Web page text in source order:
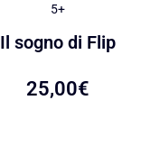
5+
Il sogno di Flip
25,00€